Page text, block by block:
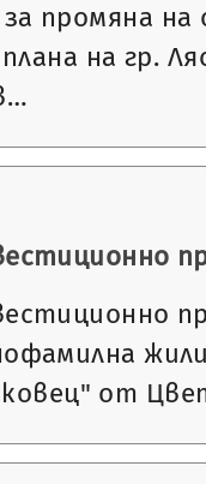
промяна
на гр.
от